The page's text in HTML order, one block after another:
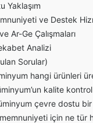
Yaklaşım
ve Destek
Ar-Ge Çalışmaları
Analizi
Sorular)
hangi ürünleri
kalite
çevre dostu
için ne tür